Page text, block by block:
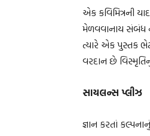
એક કવિમિત્રની
મેળવવાનાય સંબંધ
ત્યારે એક પુસ્તક
વરદાન છે
સાયલન્સ પ્લીઝ
જ્ઞાન કરતાં